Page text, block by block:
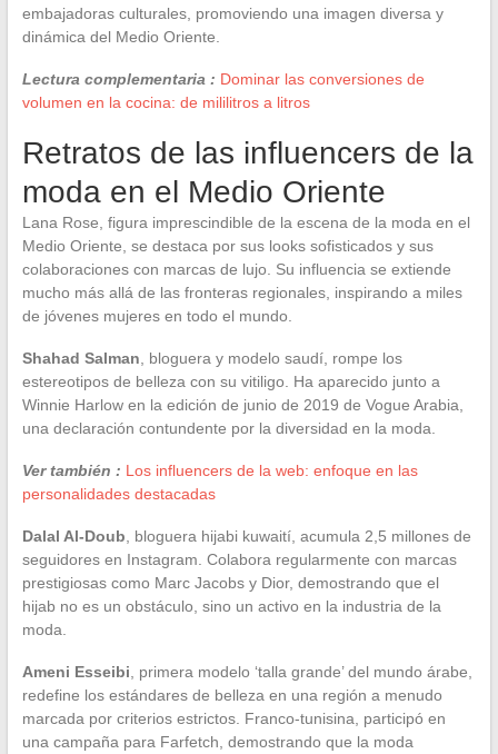
embajadoras culturales, promoviendo una imagen diversa y
dinámica del Medio Oriente.
Lectura complementaria : Dominar las conversiones de
volumen en la cocina: de mililitros a litros
Retratos de las influencers de la
moda en el Medio Oriente
Lana Rose, figura imprescindible de la escena de la moda en el
Medio Oriente, se destaca por sus looks sofisticados y sus
colaboraciones con marcas de lujo. Su influencia se extiende
mucho más allá de las fronteras regionales, inspirando a miles
de jóvenes mujeres en todo el mundo.
Shahad Salman , bloguera y modelo saudí, rompe los
estereotipos de belleza con su vitiligo. Ha aparecido junto a
Winnie Harlow en la edición de junio de 2019 de Vogue Arabia,
una declaración contundente por la diversidad en la moda.
Ver también : Los influencers de la web: enfoque en las
personalidades destacadas
Dalal Al-Doub , bloguera hijabi kuwaití, acumula 2,5 millones de
seguidores en Instagram. Colabora regularmente con marcas
prestigiosas como Marc Jacobs y Dior, demostrando que el
hijab no es un obstáculo, sino un activo en la industria de la
moda.
Ameni Esseibi , primera modelo ‘talla grande’ del mundo árabe,
redefine los estándares de belleza en una región a menudo
marcada por criterios estrictos. Franco-tunisina, participó en
una campaña para Farfetch, demostrando que la moda